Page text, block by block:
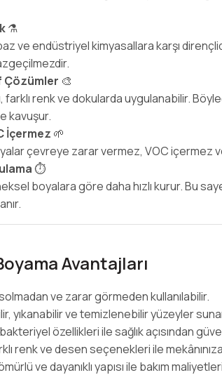
⚗️
ve endüstriyel kimyasallara karşı
Çözümler 🎨
farklı renk ve dokularda uygulanabilir.
kavuşur.
İçermez 🌱
çevreye zarar vermez, VOC içermez ve
⏱️
boyalara göre daha hızlı kurur. Bu
Avantajları
ve zarar görmeden kullanılabilir.
yıkanabilir ve temizlenebilir yüzeyler
özellikleri ile sağlık açısından
renk ve desen seçenekleri ile
ve dayanıklı yapısı ile bakım